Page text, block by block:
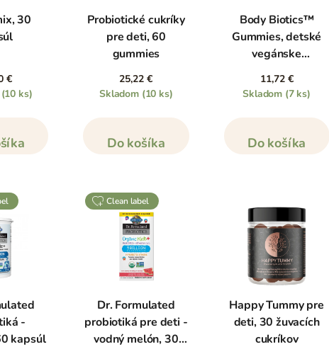
30
€
(10 ks)
Probiotické cukríky
pre deti, 60
gummies
25,22 €
Skladom (10 ks)
Do košíka
Body Biotics™
Gummies, detské
vegánske
probiotiká, 30
žuvacích tabliet
11,72 €
Skladom (7 ks)
Do košíka
-
60 kapsúl
clean label
Dr. Formulated
probiotiká pre deti -
vodný melón, 30
Happy Tummy pre
deti, 30 žuvacích
cukríkov